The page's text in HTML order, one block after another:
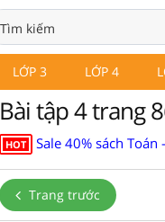
LỚP 3 LỚP 4
Bài tập 4 trang
HOT Sale 40% sách
Trang trước